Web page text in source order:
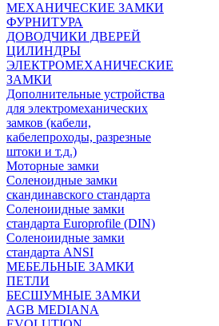
МЕХАНИЧЕСКИЕ ЗАМКИ
ФУРНИТУРА
ДОВОДЧИКИ ДВЕРЕЙ
ЦИЛИНДРЫ
ЭЛЕКТРОМЕХАНИЧЕСКИЕ
ЗАМКИ
Дополнительные устройства
для электромеханических
замков (кабели,
кабелепроходы, разрезные
штоки и т.д.)
Моторные замки
Соленоидные замки
скандинавского стандарта
Соленоиидные замки
стандарта Europrofile (DIN)
Соленоиидные замки
стандарта ANSI
МЕБЕЛЬНЫЕ ЗАМКИ
ПEТЛИ
БЕСШУМНЫЕ ЗАМКИ
AGB MEDIANA